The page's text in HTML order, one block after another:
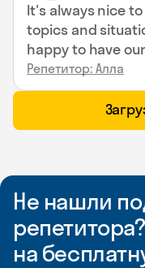
It's always nice
topics and
happy to have
Репетитор: Алла
Не нашли
на